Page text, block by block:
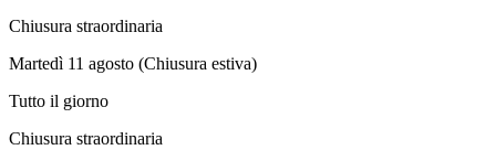
Chiusura straordinaria
Martedì 11 agosto (Chiusura estiva)
Tutto il giorno
Chiusura straordinaria